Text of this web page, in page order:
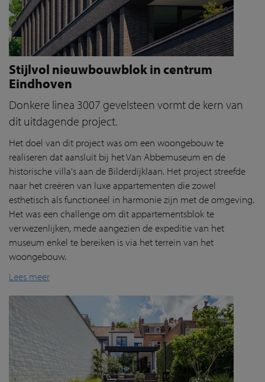
Stijlvol nieuwbouwblok in centrum
Eindhoven
Donkere linea 3007 gevelsteen vormt de kern van
dit uitdagende project.
Het doel van dit project was om een woongebouw te
realiseren dat aansluit bij het Van Abbemuseum en de
historische villa's aan de Bilderdijklaan. Het project streefde
naar het creëren van luxe appartementen die zowel
esthetisch als functioneel in harmonie zijn met de omgeving.
Het was een challenge om dit appartementsblok te
verwezenlijken, mede aangezien de expeditie van het
museum enkel te bereiken is via het terrein van het
woongebouw.
Lees meer